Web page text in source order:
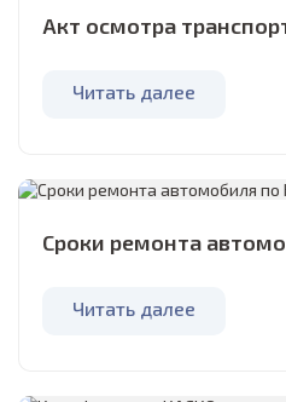
Акт осмотра
Читать далее
Сроки ремонта
Читать далее